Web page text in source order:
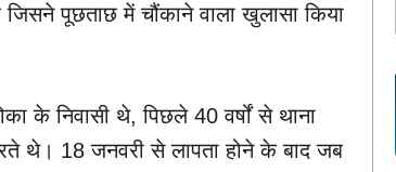
पूछताछ में चौंकाने वाला खुलासा किया
के निवासी थे, पिछले 40 वर्षों से थाना
थे। 18 जनवरी से लापता होने के बाद जब